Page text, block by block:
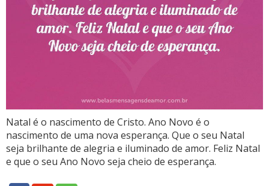
Natal é o nascimento de Cristo. Ano Novo é o
nascimento de uma nova esperança. Que o seu Natal
seja brilhante de alegria e iluminado de amor. Feliz Natal
e que o seu Ano Novo seja cheio de esperança.